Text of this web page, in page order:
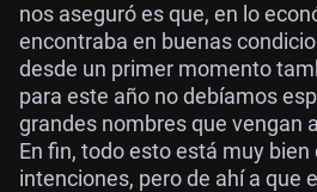
nos aseguró es que, en lo
encontraba en buenas
desde un primer momento
para este año no debíamos
grandes nombres que vengan
En fin, todo esto está muy
intenciones, pero de ahí a que